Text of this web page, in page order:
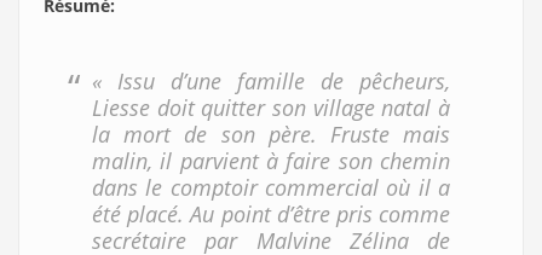
Résumé:
« Issu d’une famille de pêcheurs,
Liesse doit quitter son village natal à
la mort de son père. Fruste mais
malin, il parvient à faire son chemin
dans le comptoir commercial où il a
été placé. Au point d’être pris comme
secrétaire par Malvine Zélina de